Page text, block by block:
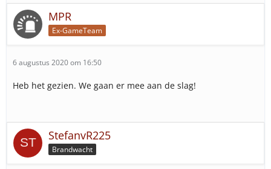
MPR
Ex-GameTeam
6 augustus 2020 om 16:50
Heb het gezien. We gaan er mee aan de slag!
StefanvR225
Brandwacht